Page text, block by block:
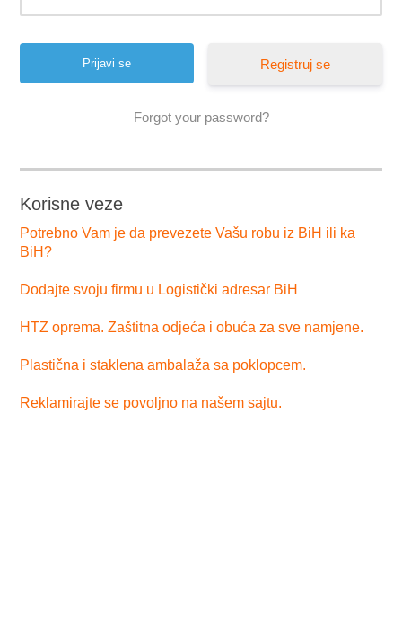
Registruj se
Forgot your password?
Korisne veze
Potrebno Vam je da prevezete Vašu robu iz BiH ili ka
BiH?
Dodajte svoju firmu u Logistički adresar BiH
HTZ oprema. Zaštitna odjeća i obuća za sve namjene.
Plastična i staklena ambalaža sa poklopcem.
Reklamirajte se povoljno na našem sajtu.